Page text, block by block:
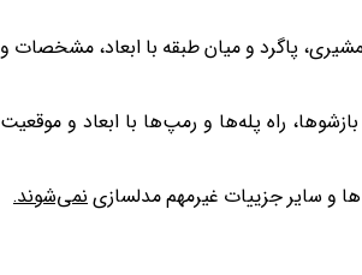
پاگرد و میان طبقه با ابعاد، مشخصات و
راه پله‌ها و رمپ‌ها با ابعاد و موقعیت
و سایر جزییات غیرمهم مدلسازی نمی‌شوند.